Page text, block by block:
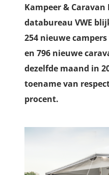
Kampeer & Caravan
databureau VWE
254 nieuwe
en 796 nieuwe
dezelfde maand in
toename van
procent.